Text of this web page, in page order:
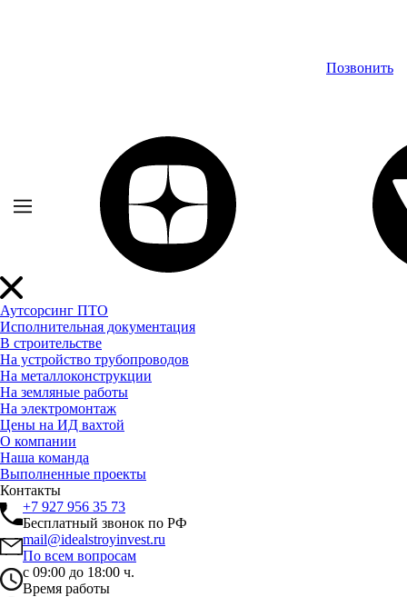
Позвонить
Аутсорсинг ПТО
Исполнительная документация
В строительстве
На устройство трубопроводов
На металлоконструкции
На земляные работы
На электромонтаж
Цены на ИД вахтой
О компании
Наша команда
Выполненные проекты
Контакты
+7 927 956 35 73
Бесплатный звонок по РФ
mail@idealstroyinvest.ru
По всем вопросам
с 09:00 до 18:00 ч.
Время работы